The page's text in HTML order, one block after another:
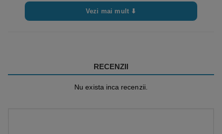
Vezi mai mult ⬇
RECENZII
Nu exista inca recenzii.